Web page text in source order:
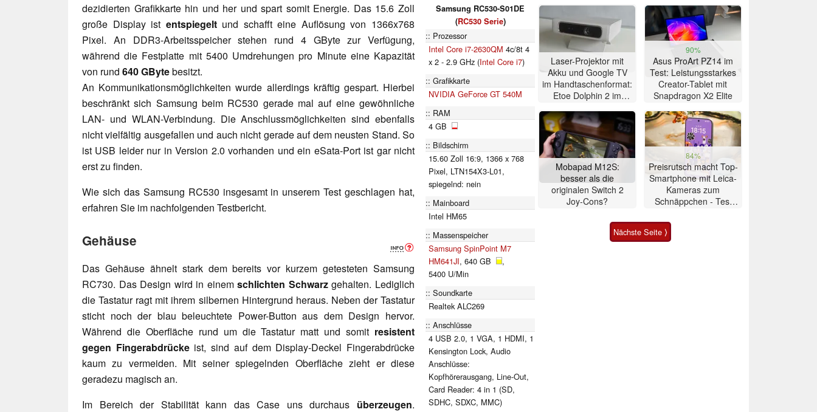
dezidierten Grafikkarte hin und her und spart somit Energie. Das 15.6 Zoll
große Display ist entspiegeltund schafft eine Auflösung von 1366x768
Pixel. An DDR3-Arbeitsspeicher stehen rund 4 GByte zur Verfügung,
während die Festplatte mit 5400 Umdrehungen pro Minute eine Kapazität
von rund 640 GBytebesitzt.
An Kommunikationsmöglichkeiten wurde allerdings kräftig gespart. Hierbei
beschränkt sich Samsung beim RC530 gerade mal auf eine gewöhnliche
LAN- und WLAN-Verbindung. Die Anschlussmöglichkeiten sind ebenfalls
nicht vielfältig ausgefallen und auch nicht gerade auf dem neusten Stand. So
ist USB leider nur in Version 2.0 vorhanden und ein eSata-Port ist gar nicht
erst zu finden.
Wie sich das Samsung RC530 insgesamt in unserem Test geschlagen hat,
erfahren Sie im nachfolgenden Testbericht.
Gehäuse
Das Gehäuse ähnelt stark dem bereits vor kurzem getesteten Samsung
RC730. Das Design wird in einemschlichten Schwarzgehalten. Lediglich
die Tastatur ragt mit ihrem silbernen Hintergrund heraus. Neben der Tastatur
sticht noch der blau beleuchtete Power-Button aus dem Design hervor.
Während die Oberfläche rund um die Tastatur matt und somit resistent
gegen Fingerabdrückeist, sind auf dem Display-Deckel Fingerabdrücke
kaum zu vermeiden. Mit seiner spiegelnden Oberfläche zieht er diese
geradezu magisch an.
Im Bereich der Stabilität kann das Case uns durchaus überzeugen.
Samsung RC530-S01DE
(RC530 Serie)
Prozessor
Intel Core i7-2630QM 4c/8t 4
x 2 - 2.9 GHz (Intel Core i7)
Grafikkarte
NVIDIA GeForce GT 540M
RAM
4 GB
Bildschirm
15.60 Zoll 16:9, 1366 x 768
Pixel, LTN154X3-L01,
spiegelnd: nein
Mainboard
Intel HM65
Massenspeicher
Samsung SpinPoint M7
HM641JI, 640 GB
,
5400 U/Min
Soundkarte
Realtek ALC269
Anschlüsse
4 USB 2.0, 1 VGA, 1 HDMI, 1
Kensington Lock, Audio
Anschlüsse:
Kopfhörerausgang, Line-Out,
Card Reader: 4 in 1 (SD,
SDHC, SDXC, MMC)
Laser-Projektor mit
Akku und Google TV
im Handtaschenformat:
Etoe Dolphin 2 im
90%
Asus ProArt PZ14 im
Test: Leistungsstarkes
Creator-Tablet mit
Snapdragon X2 Elite
Mobapad M12S:
besser als die
originalen Switch 2
Joy-Cons?
84%
Preisrutsch macht Top-
Smartphone mit Leica-
Kameras zum
Schnäppchen - Test
Nächste Seite ⟩